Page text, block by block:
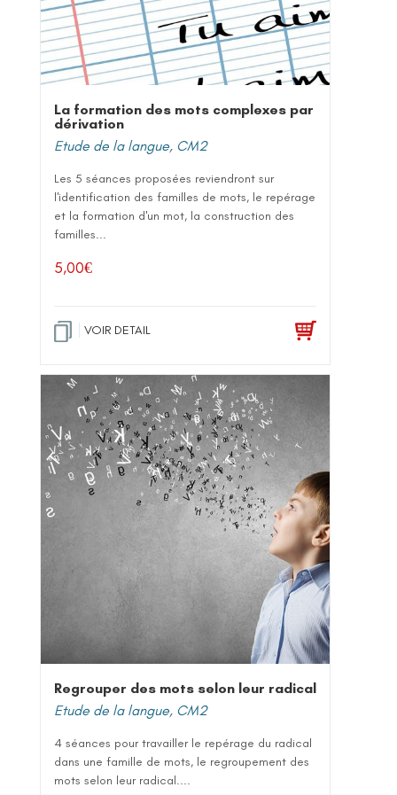
La formation des mots complexes par
dérivation
Etude de la langue, CM2
Les 5 séances proposées reviendront sur
l'identification des familles de mots, le repérage
et la formation d'un mot, la construction des
familles...
5,00€
VOIR DETAIL
Regrouper des mots selon leur radical
Etude de la langue, CM2
4 séances pour travailler le repérage du radical
dans une famille de mots, le regroupement des
mots selon leur radical....